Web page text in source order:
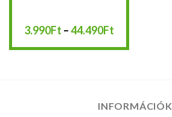
3.990Ft –44.490Ft
-
INFORMÁCIÓK